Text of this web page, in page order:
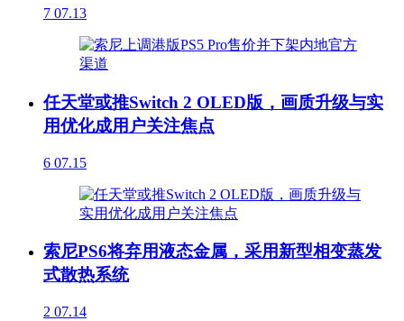
7 07.13
任天堂或推Switch 2 OLED版，画质升级与实
用优化成用户关注焦点
6 07.15
索尼PS6将弃用液态金属，采用新型相变蒸发
式散热系统
2 07.14